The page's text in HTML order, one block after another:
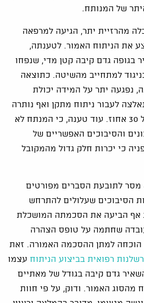
של המנותח.
מהרזיית יתר, הגיעה למרפאה
את הניתוח האמור. לטענתה,
בגופה גדם קיבה קטן מדי, שנפחו
סמ"ק, בניגוד למתחייב מהשיטה. כתוצאה
נפגעה יתר על המידה יכולת
לעבור ניתוח מתקן ואף נותרה
עם נכות בשיעור של 30 אחוז. עוד טענה, כי המנתח לא
והסיבוכים האפשריים של
כי יכרות חלק גדול מהמקובל
לתובעת הסברים מפורטים
הסיבוכים שעלולים להתרחש
אף הביעה את הסכמתה המושכלת
שחתמה על טופס הצהרה
הוכחה למתן ההסכמה האמורה. זאת
רשלנות רפואית בביצוע הניתוח עצמו
גדם קיבה בגודל של מאתיים
מהסוג האמור. ודוק, על פי חוות